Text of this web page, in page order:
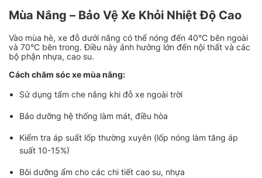
Mùa Nắng – Bảo Vệ Xe Khỏi Nhiệt Độ Cao
Vào mùa hè, xe đỗ dưới nắng có thể nóng đến 40°C bên ngoài
và 70°C bên trong. Điều này ảnh hưởng lớn đến nội thất và các
bộ phận nhựa, cao su.
Cách chăm sóc xe mùa nắng:
Sử dụng tấm che nắng khi đỗ xe ngoài trời
Bảo dưỡng hệ thống làm mát, điều hòa
Kiểm tra áp suất lốp thường xuyên (lốp nóng làm tăng áp
suất 10-15%)
Bôi dưỡng ẩm cho các chi tiết cao su, nhựa